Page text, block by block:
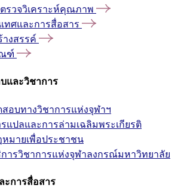
รวจวิเคราะห์คุณภาพ
ทศและการสื่อสาร
งสรรค์
ฑ์
และวิชาการ
อบทางวิชาการแห่งจุฬาฯ
แปลและการล่ามเฉลิมพระเกียรติ
มายเพื่อประชาชน
ารวิชาการแห่งจุฬาลงกรณ์มหาวิทยาลัย
ะการสื่อสาร